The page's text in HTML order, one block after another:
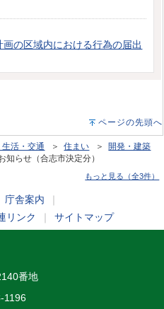
の区域内における行為の届出
ページの先頭へ
生活・交通 ＞住まい ＞ 開発・建築
らせ（合志市決定分）
もっと見る（全3件）
庁舎案内
リンク サイトマップ
番地
1196